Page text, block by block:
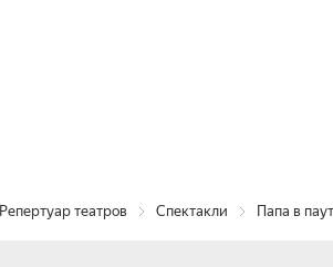
Репертуар театров Спектакли Папа в